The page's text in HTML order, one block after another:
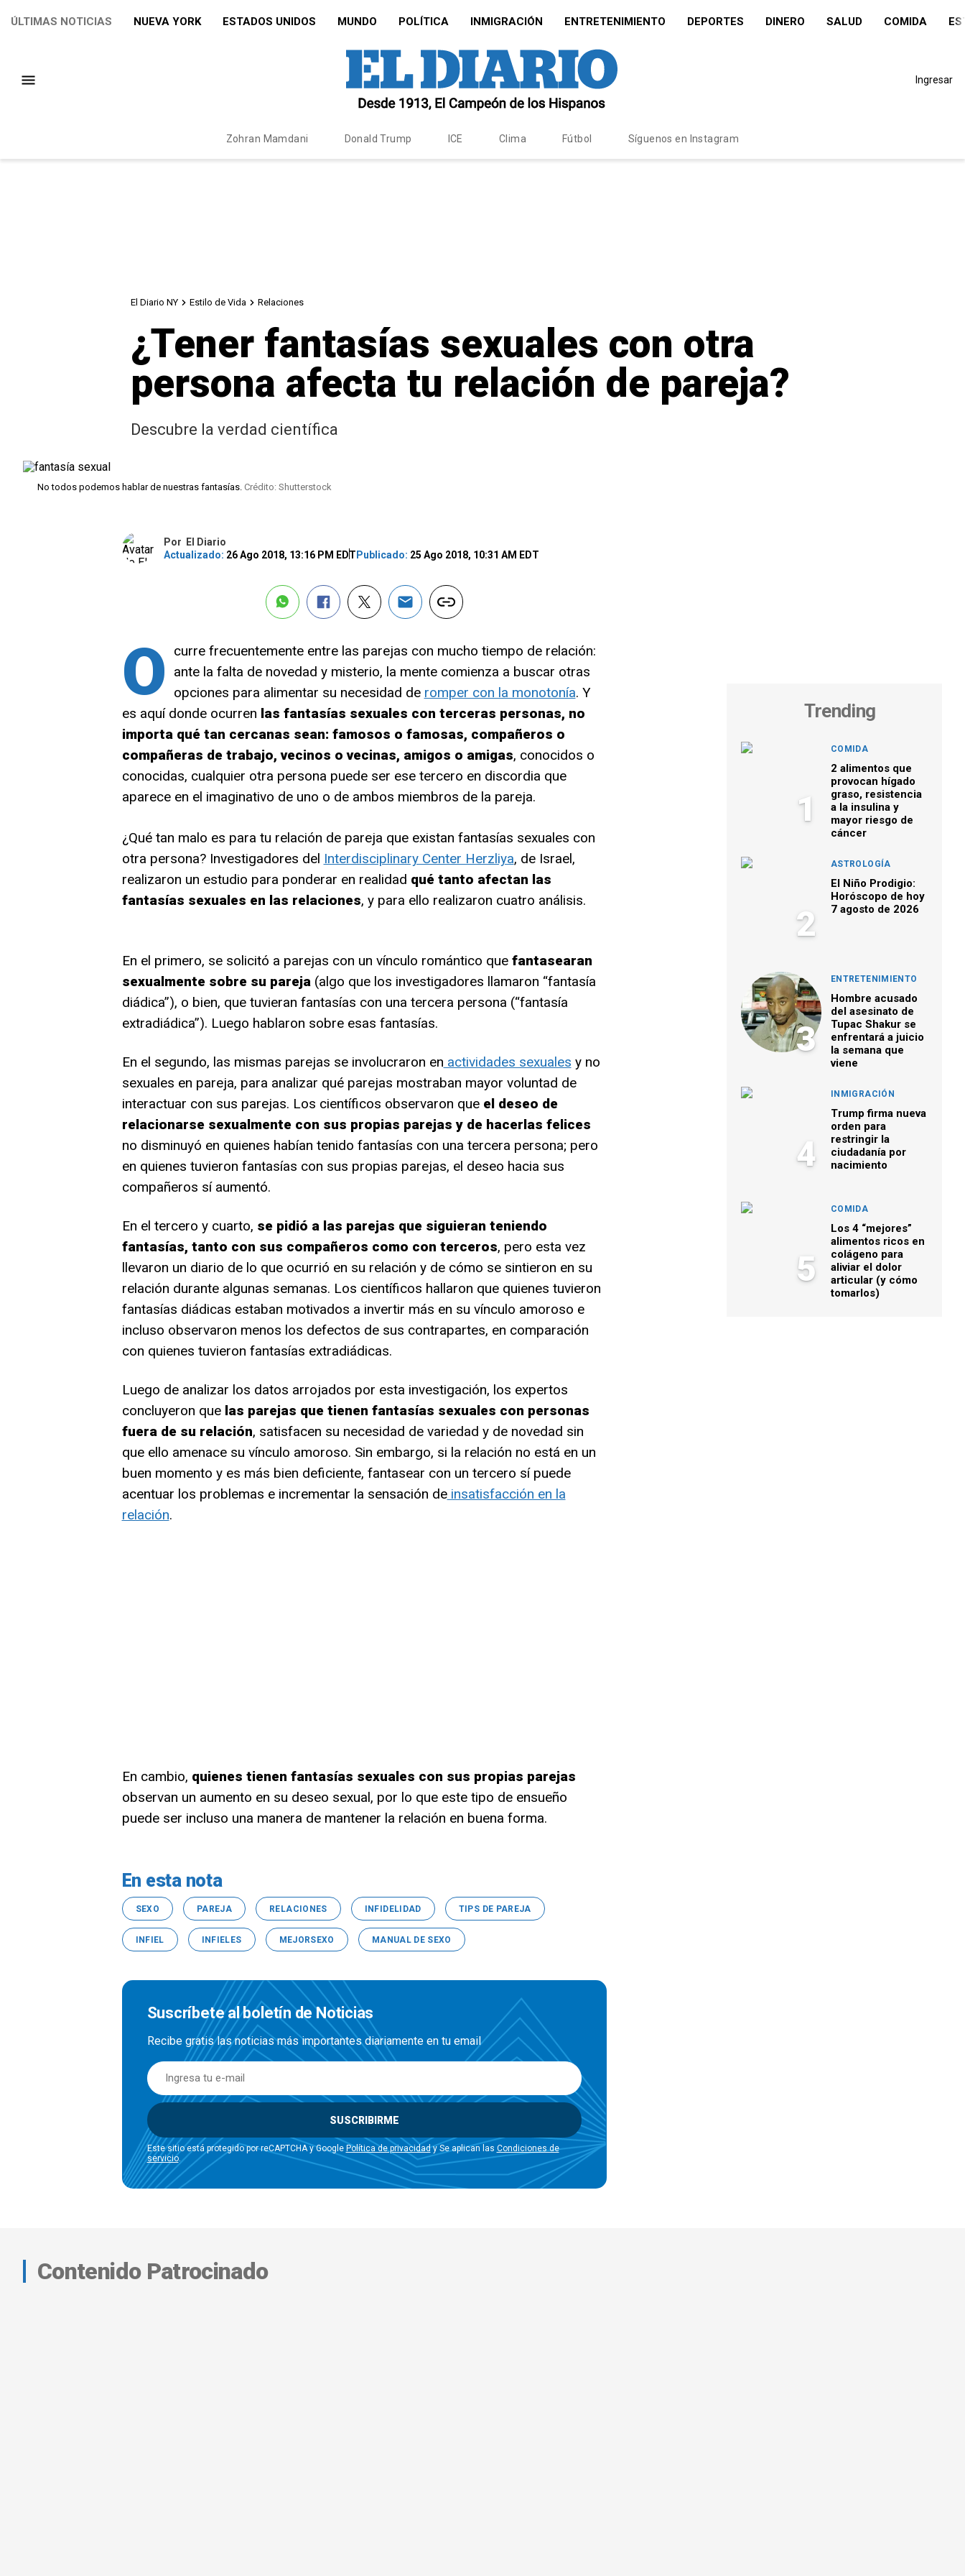
ÚLTIMAS NOTICIAS NUEVA YORK ESTADOS UNIDOS MUNDO POLÍTICA INMIGRACIÓN ENTRETENIMIENTO DEPORTES DINERO SALUD COMIDA
Ingresar
Zohran Mamdani Donald Trump ICE Clima Fútbol Síguenos en Instagram
El Diario NY Estilo de Vida Relaciones
¿Tener fantasías sexuales con otra
persona afecta tu relación de pareja?
Descubre la verdad científica
No todos podemos hablar de nuestras fantasías. Crédito: Shutterstock
Por
El Diario
Actualizado: 26 Ago 2018, 13:16 PM EDT Publicado: 25 Ago 2018, 10:31 AM EDT
O
curre frecuentemente entre las parejas con mucho tiempo de relación:
ante la falta de novedad y misterio, la mente comienza a buscar otras
opciones para alimentar su necesidad de romper con la monotonía. Y
es aquí donde ocurren las fantasías sexuales con terceras personas, no
importa qué tan cercanas sean: famosos o famosas, compañeros o
compañeras de trabajo, vecinos o vecinas, amigos o amigas, conocidos o
conocidas, cualquier otra persona puede ser ese tercero en discordia que
aparece en el imaginativo de uno o de ambos miembros de la pareja.
¿Qué tan malo es para tu relación de pareja que existan fantasías sexuales con
otra persona? Investigadores del Interdisciplinary Center Herzliya, de Israel,
realizaron un estudio para ponderar en realidad qué tanto afectan las
fantasías sexuales en las relaciones, y para ello realizaron cuatro análisis.
En el primero, se solicitó a parejas con un vínculo romántico que fantasearan
sexualmente sobre su pareja(algo que los investigadores llamaron “fantasía
diádica”), o bien, que tuvieran fantasías con una tercera persona (“fantasía
extradiádica”). Luego hablaron sobre esas fantasías.
En el segundo, las mismas parejas se involucraron en actividades sexuales y no
sexuales en pareja, para analizar qué parejas mostraban mayor voluntad de
interactuar con sus parejas. Los científicos observaron que el deseo de
relacionarse sexualmente con sus propias parejas y de hacerlas felices
no disminuyó en quienes habían tenido fantasías con una tercera persona; pero
en quienes tuvieron fantasías con sus propias parejas, el deseo hacia sus
compañeros sí aumentó.
En el tercero y cuarto, se pidió a las parejas que siguieran teniendo
fantasías, tanto con sus compañeros como con terceros, pero esta vez
llevaron un diario de lo que ocurrió en su relación y de cómo se sintieron en su
relación durante algunas semanas. Los científicos hallaron que quienes tuvieron
fantasías diádicas estaban motivados a invertir más en su vínculo amoroso e
incluso observaron menos los defectos de sus contrapartes, en comparación
con quienes tuvieron fantasías extradiádicas.
Luego de analizar los datos arrojados por esta investigación, los expertos
concluyeron quelas parejas que tienen fantasías sexuales con personas
fuera de su relación, satisfacen su necesidad de variedad y de novedad sin
que ello amenace su vínculo amoroso. Sin embargo, si la relación no está en un
buen momento y es más bien deficiente, fantasear con un tercero sí puede
acentuar los problemas e incrementar la sensación deinsatisfacción en la
relación.
En cambio, quienes tienen fantasías sexuales con sus propias parejas
observan un aumento en su deseo sexual, por lo que este tipo de ensueño
puede ser incluso una manera de mantener la relación en buena forma.
En esta nota
SEXO PAREJA RELACIONES INFIDELIDAD TIPS DE PAREJA
INFIEL INFIELES MEJORSEXO MANUAL DE SEXO
Suscríbete al boletín de Noticias
Recibe gratis las noticias más importantes diariamente en tu email
SUSCRIBIRME
Este sitio está protegido por reCAPTCHA y Google Política de privacidady Se aplican las Condiciones de
servicio.
Trending
1
COMIDA
2 alimentos que
provocan hígado
graso, resistencia
a la insulina y
mayor riesgo de
cáncer
2
ASTROLOGÍA
El Niño Prodigio:
Horóscopo de hoy
7 agosto de 2026
3
ENTRETENIMIENTO
Hombre acusado
del asesinato de
Tupac Shakur se
enfrentará a juicio
la semana que
viene
4
INMIGRACIÓN
Trump firma nueva
orden para
restringir la
ciudadanía por
nacimiento
5
COMIDA
Los 4 “mejores”
alimentos ricos en
colágeno para
aliviar el dolor
articular (y cómo
tomarlos)
Contenido Patrocinado